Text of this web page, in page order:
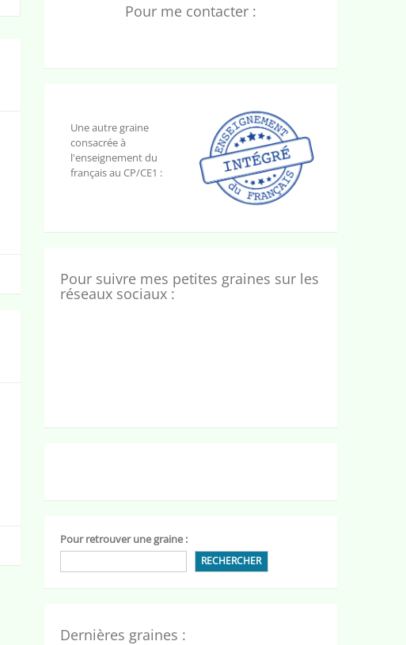
Pour me contacter :
Une autre graine
consacrée à
l'enseignement du
français au CP/CE1 :
Pour suivre mes petites graines sur les
réseaux sociaux :
Pour retrouver une graine :
RECHERCHER
Dernières graines :